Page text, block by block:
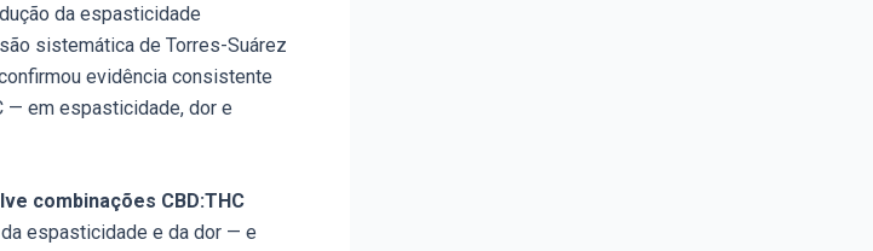
da espasticidade
sistemática de Torres-Suárez
evidência consistente
— em espasticidade, dor e
combinações CBD:THC
espasticidade e da dor — e